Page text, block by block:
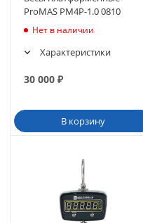
ProMAS PM4P-1.0 0810
Нет в наличии
Характеристики
30 000 ₽
В корзину